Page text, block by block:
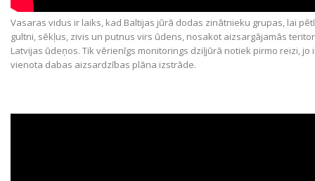
Vasaras vidus ir laiks, kad Baltijas jūrā dodas zinātnieku grupas, lai
gultni, sēkļus, zivis un putnus virs ūdens, nosakot aizsargājamās
Latvijas ūdeņos. Tik vērienīgs monitorings dziļjūrā notiek pirmo reizi, jo
vienota dabas aizsardzības plāna izstrāde.